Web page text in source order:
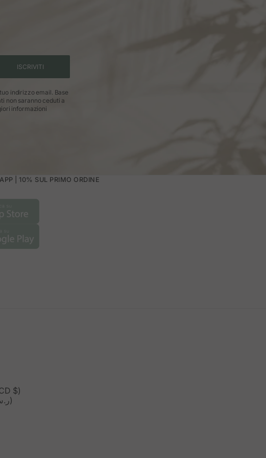
ISCRIVITI
indirizzo email. Base
non saranno ceduti a
informazioni
| 10% SUL PRIMO ORDINE
$)
ARABIA SAUDITA (SAR ر.س)